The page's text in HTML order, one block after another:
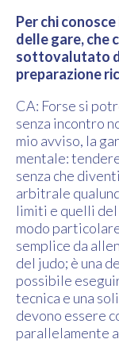
Per chi
delle gare, che
sottovalutato
preparazione
CA: Forse si
senza incontro
mio avviso, la
mentale:
senza che
arbitrale
limiti e quelli
modo
semplice da
del judo; è una
possibile
tecnica e una
devono essere
parallelamente